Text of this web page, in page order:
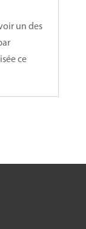
un des
ce